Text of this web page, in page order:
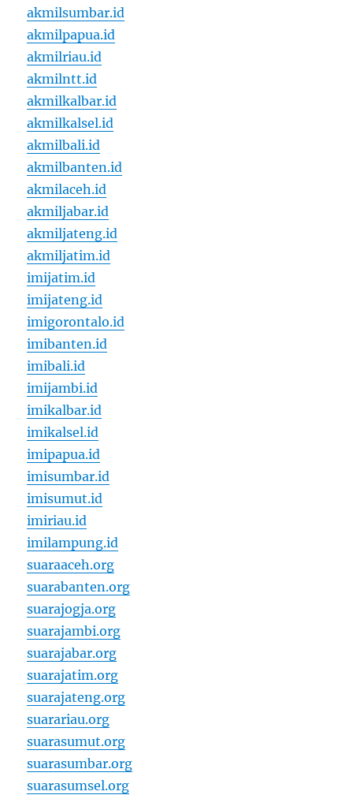
akmilsumbar.id
akmilpapua.id
akmilriau.id
akmilntt.id
akmilkalbar.id
akmilkalsel.id
akmilbali.id
akmilbanten.id
akmilaceh.id
akmiljabar.id
akmiljateng.id
akmiljatim.id
imijatim.id
imijateng.id
imigorontalo.id
imibanten.id
imibali.id
imijambi.id
imikalbar.id
imikalsel.id
imipapua.id
imisumbar.id
imisumut.id
imiriau.id
imilampung.id
suaraaceh.org
suarabanten.org
suarajogja.org
suarajambi.org
suarajabar.org
suarajatim.org
suarajateng.org
suarariau.org
suarasumut.org
suarasumbar.org
suarasumsel.org